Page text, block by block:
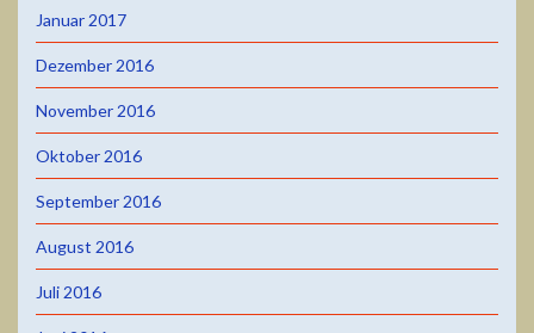
Januar 2017
Dezember 2016
November 2016
Oktober 2016
September 2016
August 2016
Juli 2016